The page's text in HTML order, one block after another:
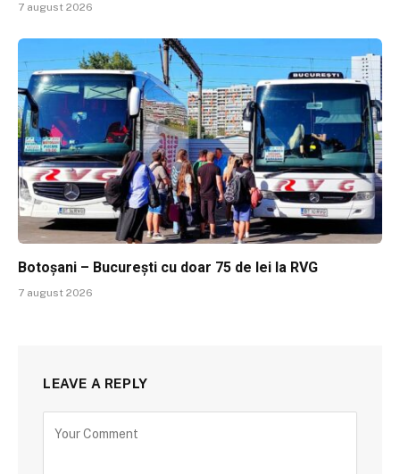
7 august 2026
Botoșani – București cu doar 75 de lei la RVG
7 august 2026
LEAVE A REPLY